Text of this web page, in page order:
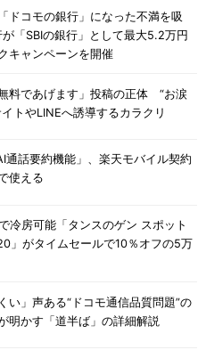
ドコモの銀行」になった不満を吸
「SBIの銀行」として最大5.2万円
キャンペーンを開催
料であげます」投稿の正体 “お涙
トやLINEへ誘導するカラクリ
通話要約機能」、楽天モバイル契約
使える
冷房可能「タンスのゲン スポット
」がタイムセールで10％オフの5万
い」声ある“ドコモ通信品質問題”の
かす「道半ば」の詳細解説